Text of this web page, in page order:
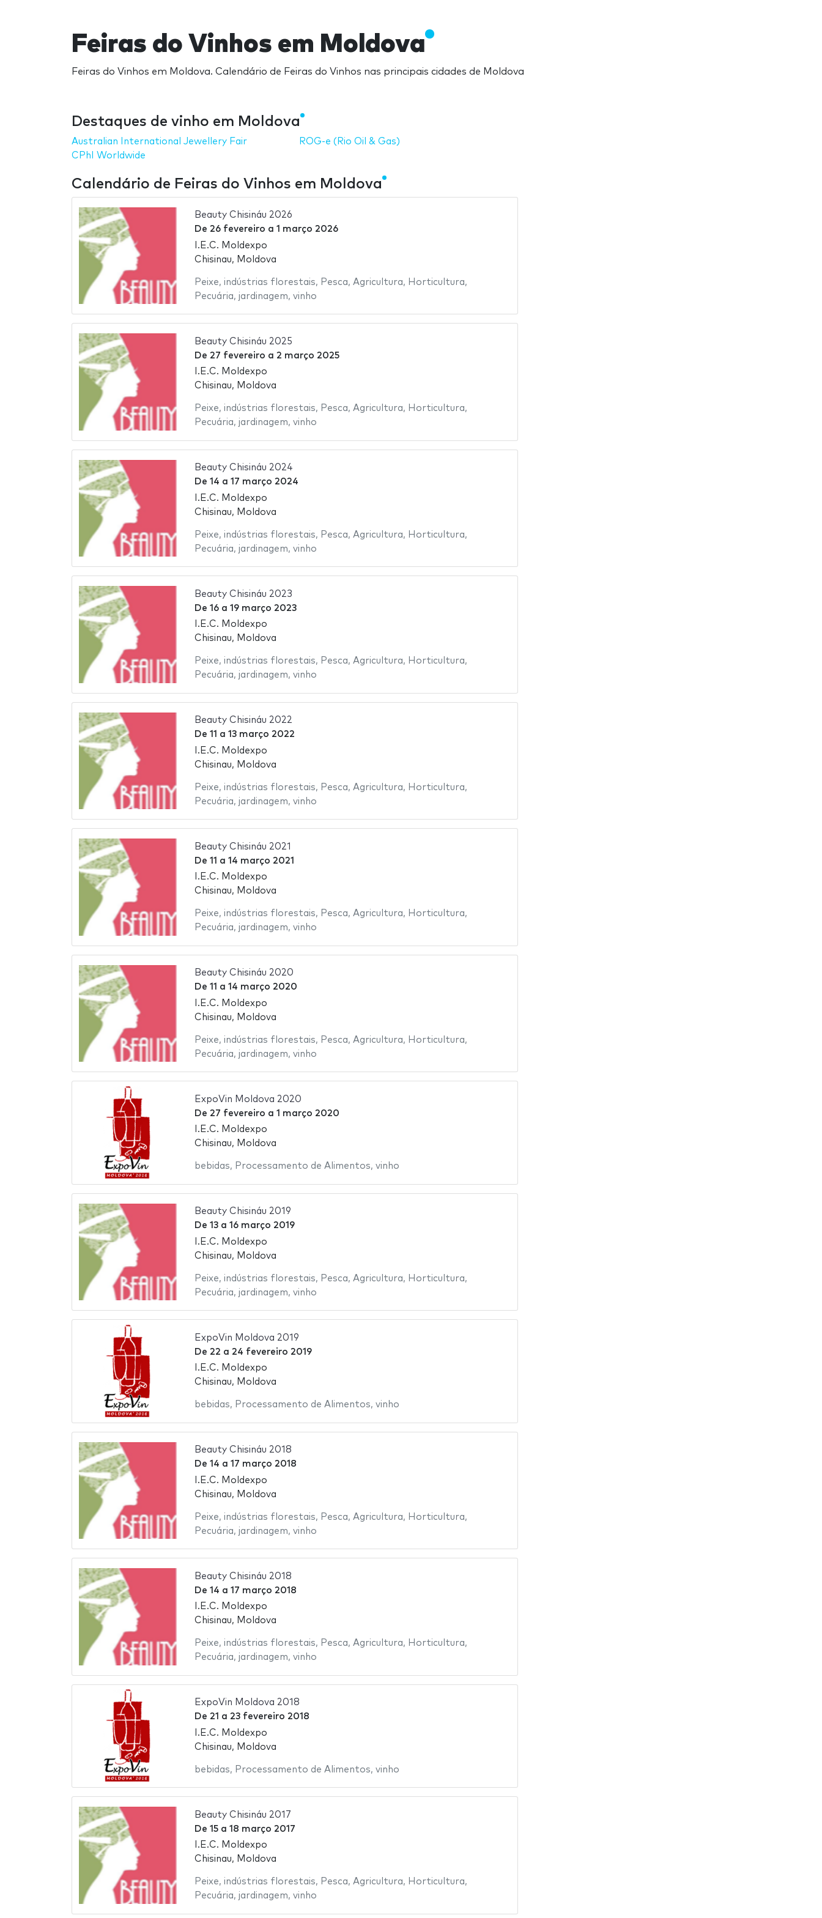
Feiras do Vinhos em Moldova
Feiras do Vinhos em Moldova. Calendário de Feiras do Vinhos nas principais cidades de Moldova
Destaques de vinho em Moldova
Australian International Jewellery Fair
CPhI Worldwide
ROG-e (Rio Oil & Gas)
Calendário de Feiras do Vinhos em Moldova
Beauty Chisináu 2026
De 26 fevereiro a 1 março 2026
I.E.C. Moldexpo
Chisinau, Moldova
Peixe, indústrias florestais, Pesca, Agricultura, Horticultura,
Pecuária, jardinagem, vinho
Beauty Chisináu 2025
De 27 fevereiro a 2 março 2025
I.E.C. Moldexpo
Chisinau, Moldova
Peixe, indústrias florestais, Pesca, Agricultura, Horticultura,
Pecuária, jardinagem, vinho
Beauty Chisináu 2024
De 14 a 17 março 2024
I.E.C. Moldexpo
Chisinau, Moldova
Peixe, indústrias florestais, Pesca, Agricultura, Horticultura,
Pecuária, jardinagem, vinho
Beauty Chisináu 2023
De 16a 19 março 2023
I.E.C. Moldexpo
Chisinau, Moldova
Peixe, indústrias florestais, Pesca, Agricultura, Horticultura,
Pecuária, jardinagem, vinho
Beauty Chisináu 2022
De 11 a 13 março 2022
I.E.C. Moldexpo
Chisinau, Moldova
Peixe, indústrias florestais, Pesca, Agricultura, Horticultura,
Pecuária, jardinagem, vinho
Beauty Chisináu 2021
De 11 a 14 março 2021
I.E.C. Moldexpo
Chisinau, Moldova
Peixe, indústrias florestais, Pesca, Agricultura, Horticultura,
Pecuária, jardinagem, vinho
Beauty Chisináu 2020
De 11 a 14 março 2020
I.E.C. Moldexpo
Chisinau, Moldova
Peixe, indústrias florestais, Pesca, Agricultura, Horticultura,
Pecuária, jardinagem, vinho
ExpoVin Moldova 2020
De 27 fevereiro a 1 março 2020
I.E.C. Moldexpo
Chisinau, Moldova
bebidas, Processamento de Alimentos, vinho
Beauty Chisináu 2019
De 13a 16 março 2019
I.E.C. Moldexpo
Chisinau, Moldova
Peixe, indústrias florestais, Pesca, Agricultura, Horticultura,
Pecuária, jardinagem, vinho
ExpoVin Moldova 2019
De 22 a 24 fevereiro 2019
I.E.C. Moldexpo
Chisinau, Moldova
bebidas, Processamento de Alimentos, vinho
Beauty Chisináu 2018
De 14 a 17 março 2018
I.E.C. Moldexpo
Chisinau, Moldova
Peixe, indústrias florestais, Pesca, Agricultura, Horticultura,
Pecuária, jardinagem, vinho
Beauty Chisináu 2018
De 14 a 17 março 2018
I.E.C. Moldexpo
Chisinau, Moldova
Peixe, indústrias florestais, Pesca, Agricultura, Horticultura,
Pecuária, jardinagem, vinho
ExpoVin Moldova 2018
De 21 a 23 fevereiro 2018
I.E.C. Moldexpo
Chisinau, Moldova
bebidas, Processamento de Alimentos, vinho
Beauty Chisináu 2017
De 15a 18 março 2017
I.E.C. Moldexpo
Chisinau, Moldova
Peixe, indústrias florestais, Pesca, Agricultura, Horticultura,
Pecuária, jardinagem, vinho